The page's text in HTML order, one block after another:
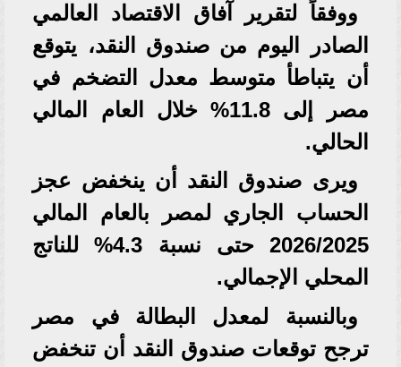
ووفقاً لتقرير آفاق الاقتصاد العالمي
الصادر اليوم من صندوق النقد، يتوقع
أن يتباطأ متوسط معدل التضخم في
مصر إلى 11.8% خلال العام المالي
الحالي.
ويرى صندوق النقد أن ينخفض عجز
الحساب الجاري لمصر بالعام المالي
2026/2025 حتى نسبة 4.3% للناتج
المحلي الإجمالي.
وبالنسبة لمعدل البطالة في مصر
ترجح توقعات صندوق النقد أن تنخفض